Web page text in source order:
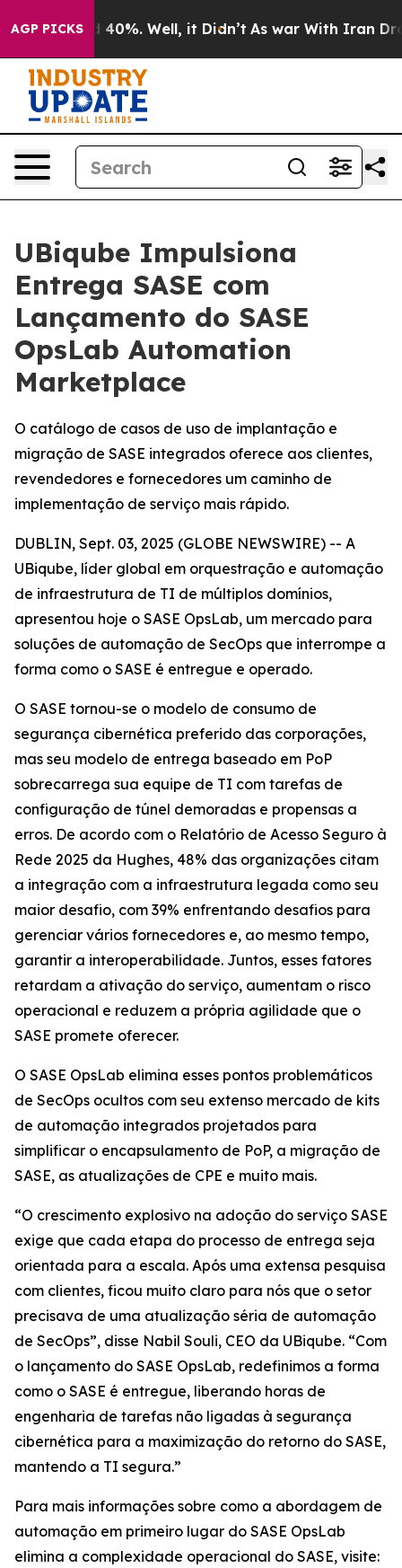
AGP PICKS
Around 40%. Well, it Didn’t As war With Iran
UBiqube Impulsiona
Entrega SASE com
Lançamento do SASE
OpsLab Automation
Marketplace
O catálogo de casos de uso de implantação e
migração de SASE integrados oferece aos clientes,
revendedores e fornecedores um caminho de
implementação de serviço mais rápido.
DUBLIN, Sept. 03, 2025 (GLOBE NEWSWIRE) -- A
UBiqube, líder global em orquestração e automação
de infraestrutura de TI de múltiplos domínios,
apresentou hoje o SASE OpsLab, um mercado para
soluções de automação de SecOps que interrompe a
forma como o SASE é entregue e operado.
O SASE tornou-se o modelo de consumo de
segurança cibernética preferido das corporações,
mas seu modelo de entrega baseado em PoP
sobrecarrega sua equipe de TI com tarefas de
configuração de túnel demoradas e propensas a
erros. De acordo com o Relatório de Acesso Seguro à
Rede 2025 da Hughes, 48% das organizações citam
a integração com a infraestrutura legada como seu
maior desafio, com 39% enfrentando desafios para
gerenciar vários fornecedores e, ao mesmo tempo,
garantir a interoperabilidade. Juntos, esses fatores
retardam a ativação do serviço, aumentam o risco
operacional e reduzem a própria agilidade que o
SASE promete oferecer.
O SASE OpsLab elimina esses pontos problemáticos
de SecOps ocultos com seu extenso mercado de kits
de automação integrados projetados para
simplificar o encapsulamento de PoP, a migração de
SASE, as atualizações de CPE e muito mais.
“O crescimento explosivo na adoção do serviço SASE
exige que cada etapa do processo de entrega seja
orientada para a escala. Após uma extensa pesquisa
com clientes, ficou muito claro para nós que o setor
precisava de uma atualização séria de automação
de SecOps”, disse Nabil Souli, CEO da UBiqube. “Com
o lançamento do SASE OpsLab, redefinimos a forma
como o SASE é entregue, liberando horas de
engenharia de tarefas não ligadas à segurança
cibernética para a maximização do retorno do SASE,
mantendo a TI segura.”
Para mais informações sobre como a abordagem de
automação em primeiro lugar do SASE OpsLab
elimina a complexidade operacional do SASE, visite: